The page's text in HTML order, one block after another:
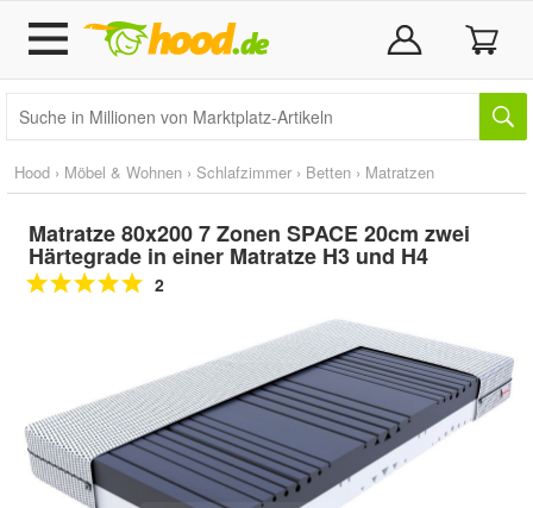
Hood › Möbel & Wohnen › Schlafzimmer › Betten › Matratzen
Matratze 80x200 7 Zonen SPACE 20cm zwei
Härtegrade in einer Matratze H3 und H4
2